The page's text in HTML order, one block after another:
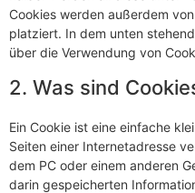
Cookies werden außerdem
platziert. In dem unten
über die Verwendung von
2. Was sind
Ein Cookie ist eine einfache
Seiten einer Internetadresse
dem PC oder einem anderen
darin gespeicherten